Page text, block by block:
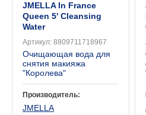
JMELLA In France
Queen 5' Cleansing
Water
Артикул: 8809711718967
Очищающая вода для
снятия макияжа
"Королева"
Производитель:
JMELLA